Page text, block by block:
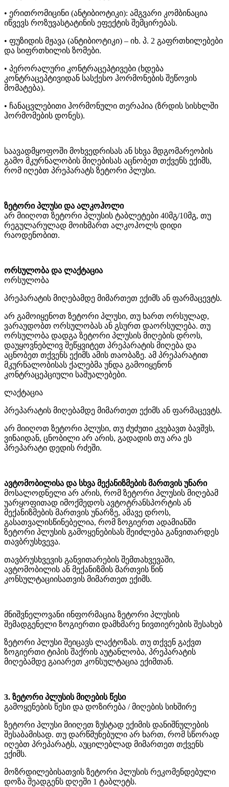
• ერითრომიცინი (ანტიბიოტიკი): ამგვარი კომბინაცია
იწვევს როზუვასტატინის ეფექტის შემცირებას.
• ფუზიდის მჟავა (ანტიბიოტიკი) – იხ. პ. 2 გაფრთხილებები
და სიფრთხილის ზომები.
• პერორალური კონტრაცეპტივები (ხდება
კონტრაცეპტივიდან სასქესო ჰორმონების შეწოვის
მომატება).
• ჩანაცვლებითი ჰორმონული თერაპია (ზრდის სისხლში
ჰორმომების დონეს).
საავადმყოფოში მოხვედრისას ან სხვა მდგომარეობის
გამო მკურნალობის მიღებისას აცნობეთ თქვენს ექიმს,
რომ იღებთ პრეპარატს ზეტორი პლუსი.
ზეტორი პლუსი და ალკოჰოლი
არ მიიღოთ ზეტორი პლუსის ტაბლეტები 40მგ/10მგ, თუ
რეგულარულად მოიხმართ ალკოჰოლს დიდი
რაოდენობით.
ორსულობა და ლაქტაცია
ორსულობა
პრეპარატის მიღებამდე მიმართეთ ექიმს ან ფარმაცევტს.
არ გამოიყენოთ ზეტორი პლუსი, თუ ხართ ორსულად,
ვარაუდობთ ორსულობას ან გსურთ დაორსულება. თუ
ორსულობა დადგა ზეტორი პლუსის მიღების დროს,
დაუყოვნებლივ შეწყვიტეთ პრეპარატის მიღება და
აცნობეთ თქვენს ექიმს ამის თაობაზე. ამ პრეპარატით
მკურნალობისას ქალებმა უნდა გამოიყენონ
კონტრაცეპციული საშუალებები.
ლაქტაცია
პრეპარატის მიღებამდე მიმართეთ ექიმს ან ფარმაცევტს.
არ მიიღოთ ზეტორი პლუსი, თუ ძუძუთი კვებავთ ბავშვს,
ვინაიდან, ცნობილი არ არის, გადადის თუ არა ეს
პრეპარატი დედის რძეში.
ავტომობილისა და სხვა მექანიზმების მართვის უნარი
მოსალოდნელი არ არის, რომ ზეტორი პლუსის მიღებამ
უარყოფითად იმოქმედოს ავტოტრანსპორტის ან
მექანიზმების მართვის უნარზე, ამავე დროს,
გასათვალისწინებელია, რომ ზოგიერთ ადამიანში
ზეტორი პლუსის გამოყენებისას შეიძლება განვითარდეს
თავბრუსხვევა.
თავბრუსხვევის განვითარების შემთახვევაში,
ავტომობილის ან მექანიზმის მართვის წინ
კონსულტაციისათვის მიმართეთ ექიმს.
მნიშვნელოვანი ინფორმაცია ზეტორი პლუსის
შემადგენელი ზოგიერთი დამხმარე ნივთიერების შესახებ
ზეტორი პლუსი შეიცავს ლაქტოზას. თუ თქვენ გაქვთ
ზოგიერთი ტიპის შაქრის აუტანლობა, პრეპარატის
მიღებამდე გაიარეთ კონსულტაცია ექიმთან.
3. ზეტორი პლუსის მიღების წესი
გამოყენების წესი და დოზირება / მიღების სიხშირე
ზეტორი პლუსი მიიღეთ ზუსტად ექიმის დანიშნულების
შესაბამისად. თუ დარწმუნებული არ ხართ, რომ სწორად
იღებთ პრეპარატს, აუცილებლად მიმართეთ თქვენს
ექიმს.
მოზრდილებისათვის ზეტორი პლუსის რეკომენდებული
დოზა შეადგენს დღეში 1 ტაბლეტს.